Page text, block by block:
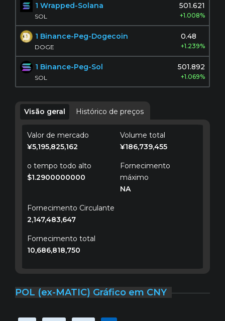
1 Wrapped-Solana
SOL
501.621
+1.008%
1 Binance-Peg-Dogecoin
DOGE
0.48
+1.239%
1 Binance-Peg-Sol
SOL
501.892
+1.069%
Visão geral Histórico de preços
Valor de mercado
¥5,195,825,162
o tempo todo alto
$1.2900000000
Volume total
¥186,739,455
Fornecimento
máximo
NA
Fornecimento Circulante
2,147,483,647
Fornecimento total
10,686,818,750
POL (ex-MATIC) Gráfico em CNY